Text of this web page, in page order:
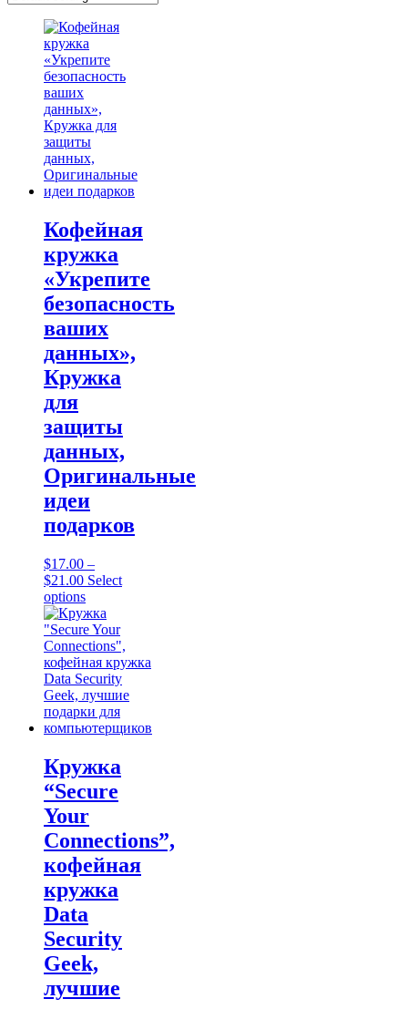
Кофейная
кружка
«Укрепите
безопасность
ваших
данных»,
Кружка
для
защиты
данных,
Оригинальные
идеи
подарков
$17.00 –
$21.00Price
range:
$17.00
through
$21.00
Select
optionsThis
product
has
multiple
variants.
The
options
may
be
the
product
Кружка
“Secure
Your
Connections”,
кофейная
кружка
Data
Security
Geek,
лучшие